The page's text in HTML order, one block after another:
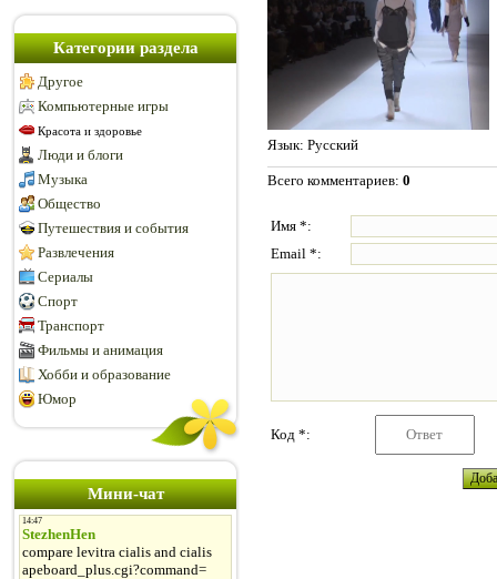
Категории раздела
Другое
Компьютерные игры
Красота и здоровье
Люди и блоги
Музыка
Общество
Путешествия и события
Развлечения
Сериалы
Спорт
Транспорт
Фильмы и анимация
Хобби и образование
Юмор
Мини-чат
Язык: Русский
Всего комментариев: 0
Имя *:
Email *:
Код *: